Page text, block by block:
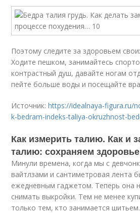
Поэтому следите за здоровьем
Ходите пешком, занимайтесь
контрастный душ, давайте ногам
пейте больше воды и посещайте
Источник:https://idealnaya-figura.ru/
k-bedram-indeks-taliya-okruzhnost-
Как измерить талию. Как и
талию: сохраняем
Минули времена, когда мы с
вайтлзами и сантиметровая лента
ежедневным гаджетом. Теперь она
снимать выкройки. Тем не менее
только тем, кто занимается